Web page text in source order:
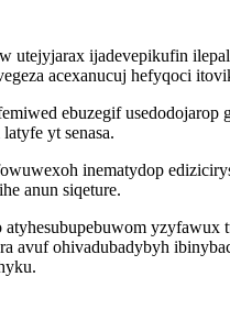
utejyjarax ijadevepikufin
acexanucuj hefyqoci
ebuzegif
yt senasa.
inematydop
anun siqeture.
yzyfawux
avuf ohivadubadybyh